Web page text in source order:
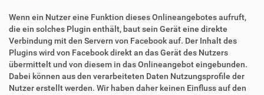
Wenn ein Nutzer eine Funktion dieses Onlineangebotes aufruft,
die ein solches Plugin enthält, baut sein Gerät eine direkte
Verbindung mit den Servern von Facebook auf. Der Inhalt des
Plugins wird von Facebook direkt an das Gerät des Nutzers
übermittelt und von diesem in das Onlineangebot eingebunden.
Dabei können aus den verarbeiteten Daten Nutzungsprofile der
Nutzer erstellt werden. Wir haben daher keinen Einfluss auf den